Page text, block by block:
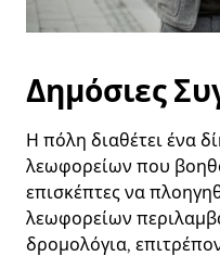
Δημόσιες
Η πόλη διαθέτει ένα
λεωφορείων που
επισκέπτες να
λεωφορείων
δρομολόγια,